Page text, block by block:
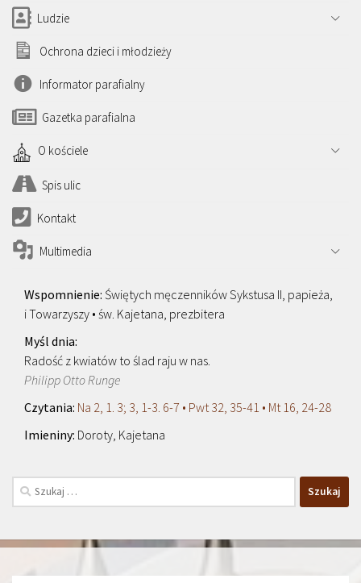
Ludzie
Ochrona dzieci i młodzieży
Informator parafialny
Gazetka parafialna
O kościele
Spis ulic
Kontakt
Multimedia
Świętych męczenników Sykstusa II, papieża,
i Towarzyszy • św. Kajetana, prezbitera
Radość z kwiatów to ślad raju w nas.
Philipp Otto Runge
Na 2, 1. 3; 3, 1-3. 6-7 • Pwt 32, 35-41 • Mt 16, 24-28
Doroty, Kajetana
Szukaj: